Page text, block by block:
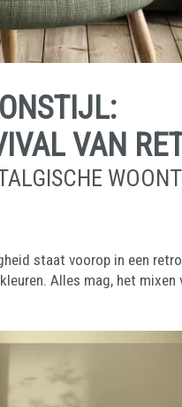
VAN
staat voorop in een
Alles mag, het